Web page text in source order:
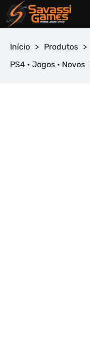
Início > Produtos >
PS4 • Jogos • Novos